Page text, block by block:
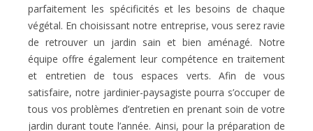
parfaitement les spécificités et les besoins de chaque
végétal. En choisissant notre entreprise, vous serez ravie
de retrouver un jardin sain et bien aménagé. Notre
équipe offre également leur compétence en traitement
et entretien de tous espaces verts. Afin de vous
satisfaire, notre jardinier-paysagiste pourra s’occuper de
tous vos problèmes d’entretien en prenant soin de votre
jardin durant toute l’année. Ainsi, pour la préparation de